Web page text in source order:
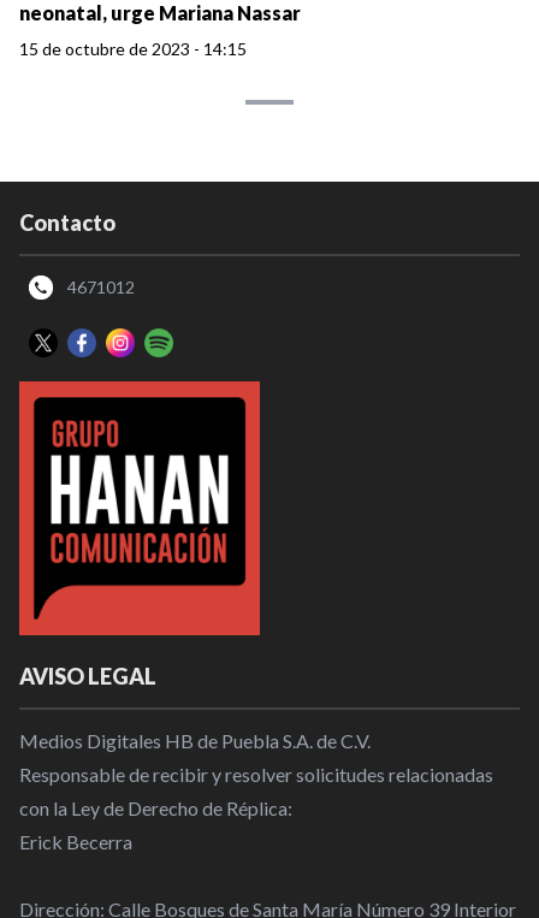
neonatal, urge Mariana Nassar
15 de octubre de 2023 - 14:15
Contacto
4671012
AVISO LEGAL
Medios Digitales HB de Puebla S.A. de C.V.
Responsable de recibir y resolver solicitudes relacionadas
con la Ley de Derecho de Réplica:
Erick Becerra
Dirección: Calle Bosques de Santa María Número 39 Interior